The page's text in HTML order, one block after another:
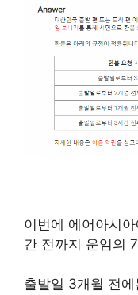
이번에 에어아시
간 전까지 운임의
출발일 3개월 전